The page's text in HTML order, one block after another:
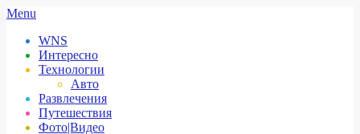
Skip
content
Secondary
Menu
Menu
WNS
Интересно
Технологии
Авто
Развлечения
Путешествия
Фото|Видео